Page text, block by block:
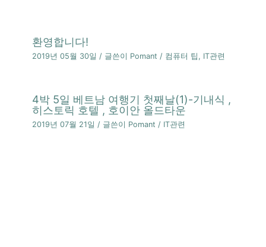
환영합니다!
2019년 05월 30일/ 글쓴이 Pomant/ 컴퓨터 팁 , IT관련
4박 5일 베트남 여행기 첫째날(1)-기내식 ,
히스토릭 호텔 , 호이안 올드타운
2019년 07월 21일 / 글쓴이 Pomant / IT관련